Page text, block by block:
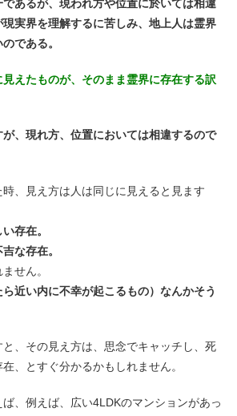
あるが、現われ方や位置に於いては相違
実界を理解するに苦しみ、地上人は霊界
である。
えたものが、そのまま霊界に存在する訳
、現れ方、位置においては相違するので
、見え方は人は同じに見えると見ます
存在。
な存在。
せん。
近い内に不幸が起こるもの）なんかそう
、その見え方は、思念でキャッチし、死
、とすぐ分かるかもしれません。
、例えば、広い4LDKのマンションがあっ